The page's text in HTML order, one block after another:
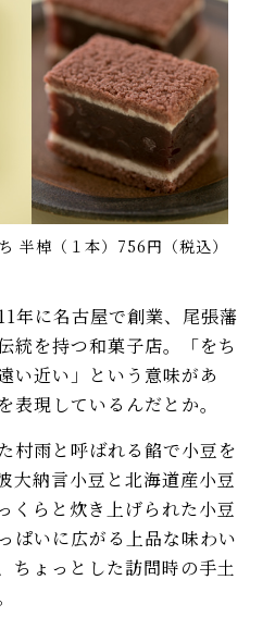
半棹（１本）756円（税込）
年に名古屋で創業、尾張藩
統を持つ和菓子店。「をち
い近い」という意味があ
表現しているんだとか。
村雨と呼ばれる餡で小豆を
大納言小豆と北海道産小豆
くらと炊き上げられた小豆
ぱいに広がる上品な味わい
ちょっとした訪問時の手土